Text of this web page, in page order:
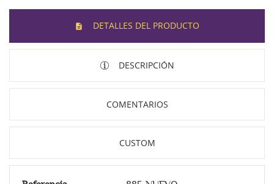
DETALLES DEL PRODUCTO
DESCRIPCIÓN
COMENTARIOS
CUSTOM